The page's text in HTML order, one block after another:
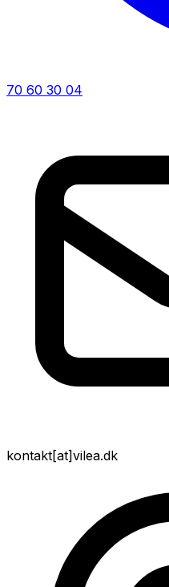
70 60 30 04
kontakt[at]vilea.dk